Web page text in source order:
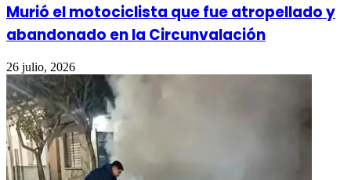
Murió el motociclista que fue atropellado y
abandonado en la Circunvalación
26 julio, 2026